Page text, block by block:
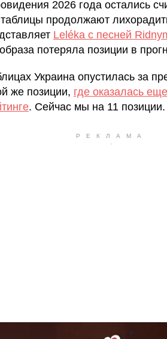
2026 года остались
таблицы продолжают
Leléka с песней
потеряла позиции в
Украина опустилась за
же позиции, где оказалась
. Сейчас мы на 11 позиции.